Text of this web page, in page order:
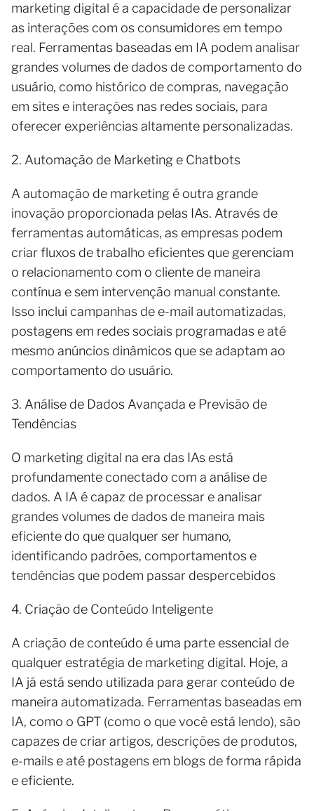
marketing digital é a capacidade de personalizar
as interações com os consumidores em tempo
real. Ferramentas baseadas em IA podem analisar
grandes volumes de dados de comportamento do
usuário, como histórico de compras, navegação
em sites e interações nas redes sociais, para
oferecer experiências altamente personalizadas.
2. Automação de Marketing e Chatbots
A automação de marketing é outra grande
inovação proporcionada pelas IAs. Através de
ferramentas automáticas, as empresas podem
criar fluxos de trabalho eficientes que gerenciam
o relacionamento com o cliente de maneira
contínua e sem intervenção manual constante.
Isso inclui campanhas de e-mail automatizadas,
postagens em redes sociais programadas e até
mesmo anúncios dinâmicos que se adaptam ao
comportamento do usuário.
3. Análise de Dados Avançada e Previsão de
Tendências
O marketing digital na era das IAs está
profundamente conectado com a análise de
dados. A IA é capaz de processar e analisar
grandes volumes de dados de maneira mais
eficiente do que qualquer ser humano,
identificando padrões, comportamentos e
tendências que podem passar despercebidos
4. Criação de Conteúdo Inteligente
A criação de conteúdo é uma parte essencial de
qualquer estratégia de marketing digital. Hoje, a
IA já está sendo utilizada para gerar conteúdo de
maneira automatizada. Ferramentas baseadas em
IA, como o GPT (como o que você está lendo), são
capazes de criar artigos, descrições de produtos,
e-mails e até postagens em blogs de forma rápida
e eficiente.